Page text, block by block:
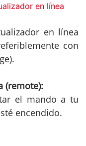
en línea
en línea
con
(remote):
el mando a tu
encendido.